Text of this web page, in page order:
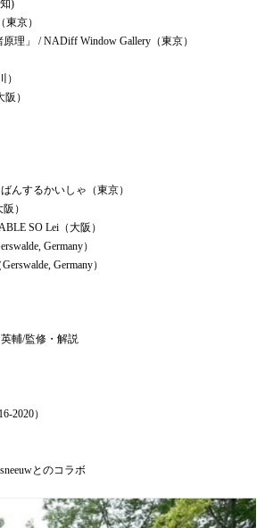
)
京）
理」 / NADiff Window Gallery（東京）
）
んするかいしゃ（東京）
）
SO Lei（大阪）
Germany）
Germany）
輔/監修・解説
2020）
とのコラボ